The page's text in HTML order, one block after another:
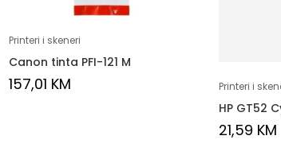
Printeri i skeneri
Canon tinta PFI-121 M
157,01 KM Printeri i
HP GT52
21,59 KM